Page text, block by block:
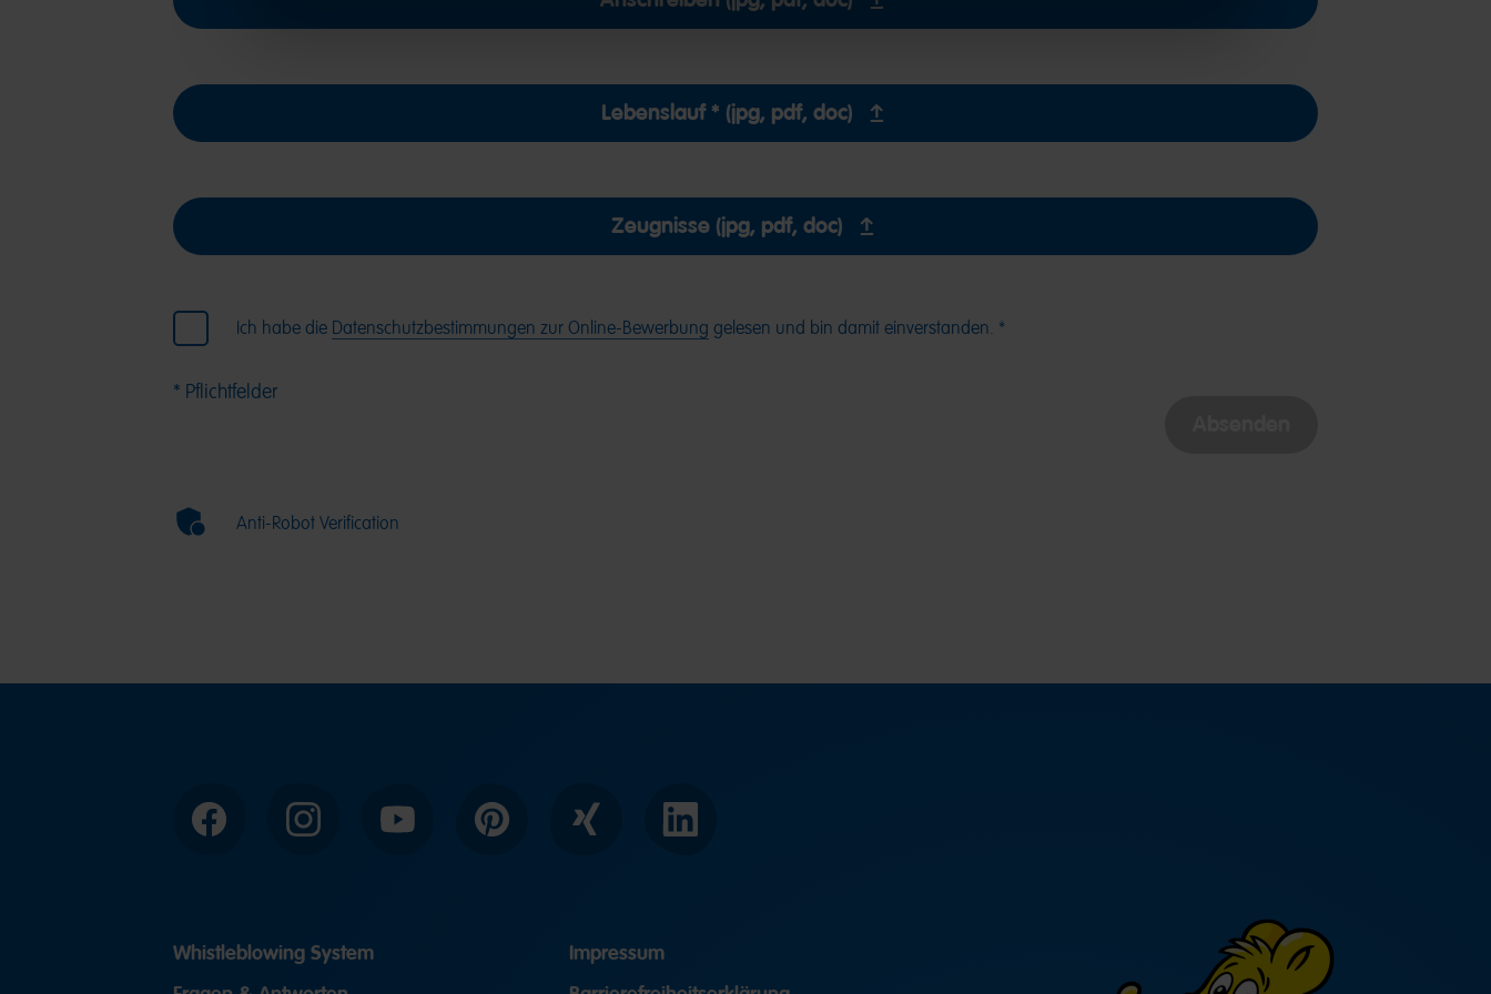
Lebenslauf * (jpg, pdf, doc)
Zeugnisse (jpg, pdf, doc)
Ich habe die Datenschutzbestimmungen zur Online-Bewerbung gelesen und bin damit einverstanden. *
* Pflichtfelder
Anti-Robot Verification
Facebook Instagram YouTube Pinterest Xing LinkedIn
Whistleblowing System
Impressum